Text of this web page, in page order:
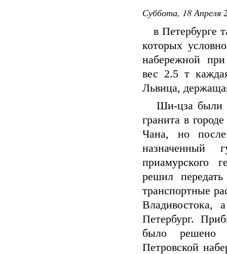
Суббота, 18 Апреля
в Петербурге
которых
набережной
вес 2.5 т
Львица,
Ши-цза были
гранита в
Чана, но
назначенный
приамурского
решил
транспортные
Владивостока,
Петербург.
было решено
Петровской